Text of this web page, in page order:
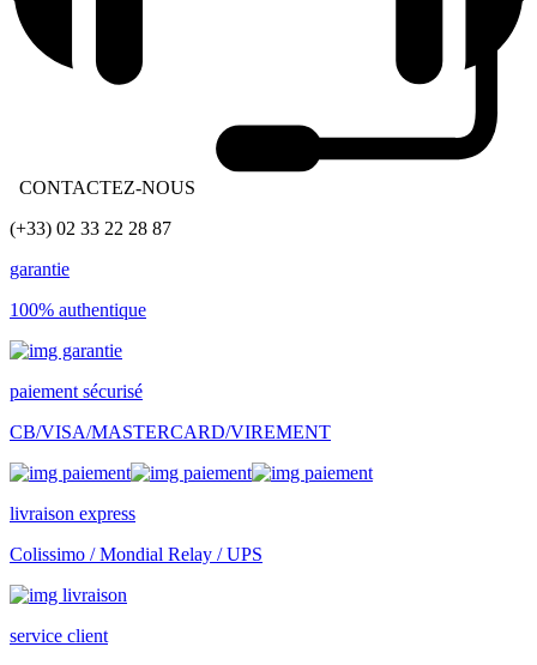
CONTACTEZ-NOUS
(+33) 02 33 22 28 87
garantie
100% authentique
paiement sécurisé
CB/VISA/MASTERCARD/VIREMENT
livraison express
Colissimo / Mondial Relay / UPS
service client